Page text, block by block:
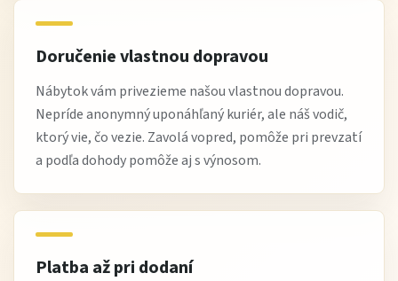
Doručenie vlastnou dopravou
Nábytok vám privezieme našou vlastnou dopravou.
Nepríde anonymný uponáhľaný kuriér, ale náš vodič,
ktorý vie, čo vezie. Zavolá vopred, pomôže pri prevzatí
a podľa dohody pomôže aj s výnosom.
Platba až pri dodaní